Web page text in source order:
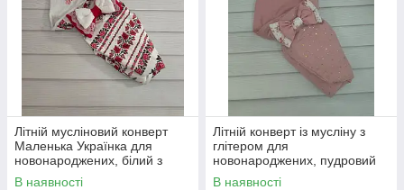
Літній мусліновий конверт
Маленька Українка для
новонароджених, білий з
червоним принт вишиванка
В наявності
Літній конверт із мусліну з
глітером для
новонароджених, пудровий
В наявності